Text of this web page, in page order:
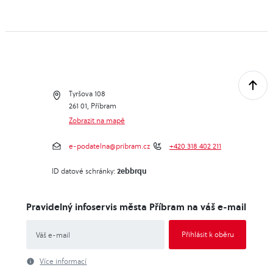
Tyršova 108
261 01, Příbram
Zobrazit na mapě
e-podatelna@pribram.cz +420 318 402 211
ID datové schránky: 2ebbrqu
Pravidelný infoservis města Příbram na váš e-mail
Více informací